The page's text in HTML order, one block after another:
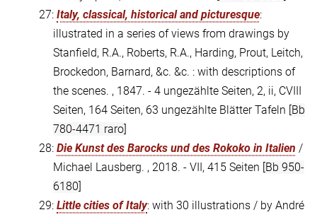
27: Italy, classical, historical and picturesque:
illustrated in a series of views from drawings by
Stanfield, R.A., Roberts, R.A., Harding, Prout, Leitch,
Brockedon, Barnard, &c. &c. : with descriptions of
the scenes. , 1847. - 4 ungezählte Seiten, 2, ii, CVIII
Seiten, 164 Seiten, 63 ungezählte Blätter Tafeln [Bb
780-4471 raro]
28: Die Kunst des Barocks und des Rokoko in Italien /
Michael Lausberg. , 2018. - VII, 415 Seiten [Bb 950-
6180]
29: Little cities of Italy: with 30 illustrations / by André